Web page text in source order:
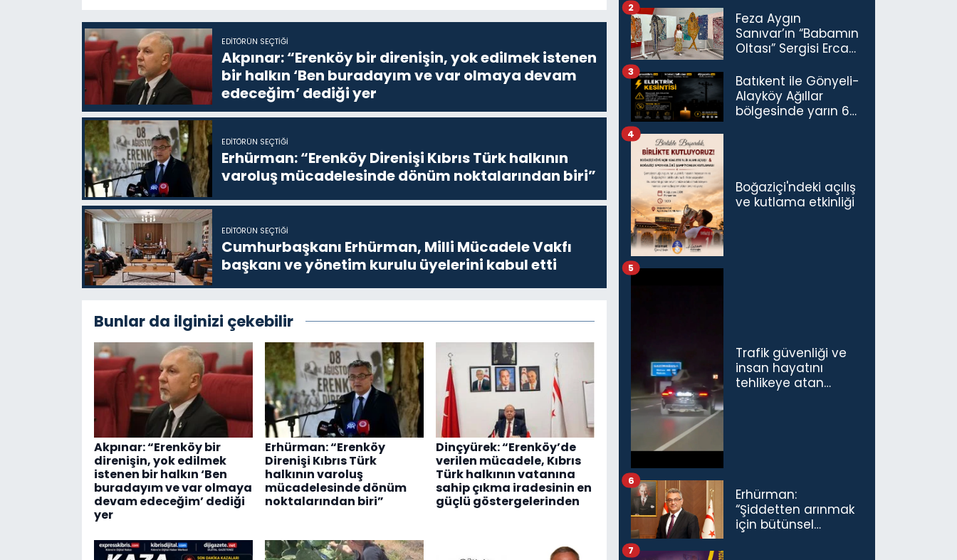
EDITÖRÜN SEÇTIĞI
Akpınar: “Erenköy bir direnişin, yok edilmek istenen
bir halkın ‘Ben buradayım ve var olmaya devam
edeceğim’ dediği yer
EDITÖRÜN SEÇTIĞI
Erhürman: “Erenköy Direnişi Kıbrıs Türk halkının
varoluş mücadelesinde dönüm noktalarından biri”
EDITÖRÜN SEÇTIĞI
Cumhurbaşkanı Erhürman, Milli Mücadele Vakfı
başkanı ve yönetim kurulu üyelerini kabul etti
Bunlar da ilginizi çekebilir
Akpınar: “Erenköy bir
direnişin, yok edilmek
istenen bir halkın ‘Ben
buradayım ve var olmaya
devam edeceğim’ dediği
yer
Erhürman: “Erenköy
Direnişi Kıbrıs Türk
halkının varoluş
mücadelesinde dönüm
noktalarından biri”
Dinçyürek: “Erenköy’de
verilen mücadele, Kıbrıs
Türk halkının vatanına
sahip çıkma iradesinin en
güçlü göstergelerinden
Feza Aygın
Sanıvar’ın “Babamın
Oltası” Sergisi Ercan
Açıldı
2
Batıkent ile Gönyeli-
Alayköy Ağıllar
bölgesinde yarın 6
3
Boğaziçi'ndeki açılış
ve kutlama etkinliği
4
Trafik güvenliği ve
insan hayatını
tehlikeye atan
5
Erhürman:
“Şiddetten arınmak
için bütünsel
6
7